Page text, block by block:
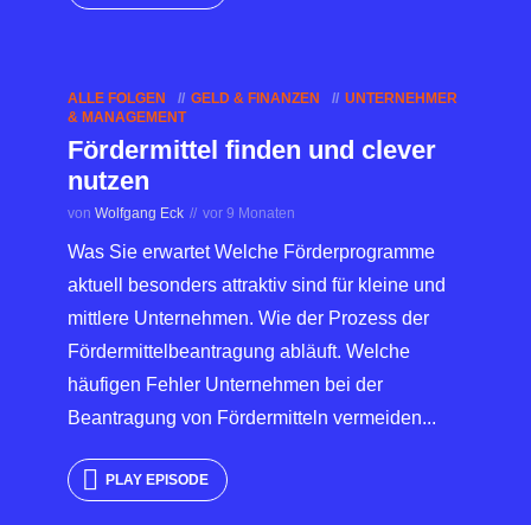
ALLE FOLGEN GELD & FINANZEN
UNTERNEHMER
& MANAGEMENT
Fördermittel finden und clever
nutzen
von Wolfgang Eck vor 9 Monaten
Was Sie erwartet Welche Förderprogramme
aktuell besonders attraktiv sind für kleine und
mittlere Unternehmen. Wie der Prozess der
Fördermittelbeantragung abläuft. Welche
häufigen Fehler Unternehmen bei der
Beantragung von Fördermitteln vermeiden...
PLAY EPISODE